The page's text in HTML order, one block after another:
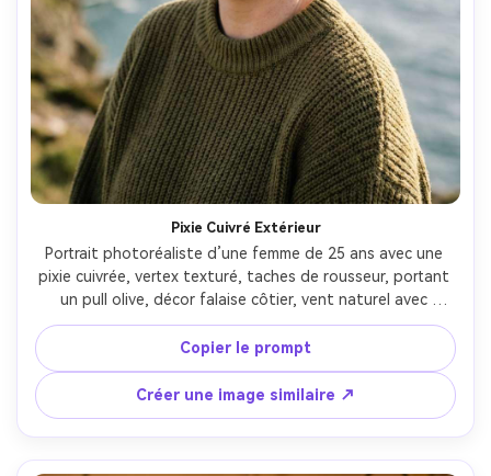
Pixie Cuivré Extérieur
Portrait photoréaliste d’une femme de 25 ans avec une
pixie cuivrée, vertex texturé, taches de rousseur, portant
un pull olive, décor falaise côtier, vent naturel avec
mèches rebelles, soleil doux du soir avec bord lumineux,
Sony A7R V, 85mm f/1.4, gros plan avec arrière flou,
ambiance aventureuse lumineuse, ligne de cheveux et
peau réaliste, mise au point nette, haute résolution,
grading naturel --ar 4:5
Copier le prompt
Créer une image similaire ↗